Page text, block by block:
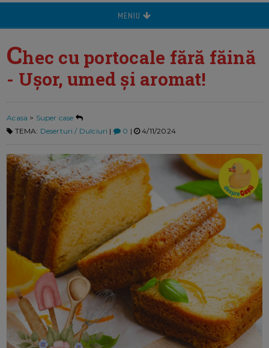
MENIU
Chec cu portocale fără făină
- Ușor, umed și aromat!
Acasa > Super case
TEMA: Deserturi / Dulciuri | 0 | 4/11/2024